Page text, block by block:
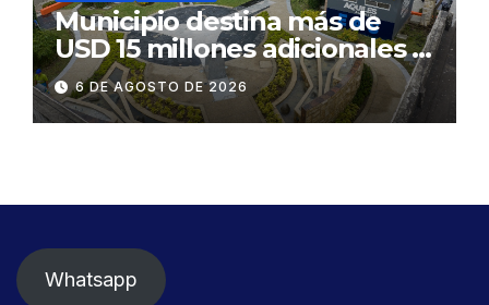
Municipio destina más de
USD 15 millones adicionales a
SEGURA EP para fortalecer la
seguridad ciudadana
6 DE AGOSTO DE 2026
Whatsapp